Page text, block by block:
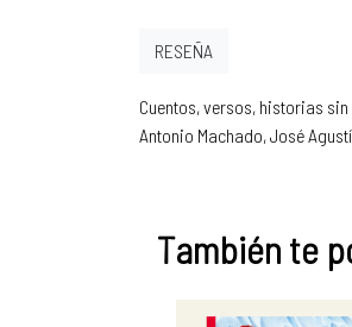
Cuentos, versos, historias
Antonio Machado, José
RESEÑA
También te